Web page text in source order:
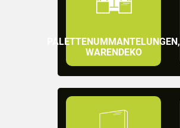
PALETTENUMMANTELUNGEN,
WARENDEKO